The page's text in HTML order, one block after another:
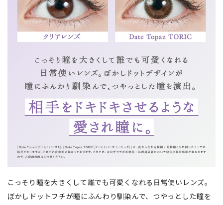
こっそり瞳を大きくして誰でも可愛くなれる日常使いレンズ。
ぼかしドットフチが瞳にふんわり馴染んで、つやっとした瞳を